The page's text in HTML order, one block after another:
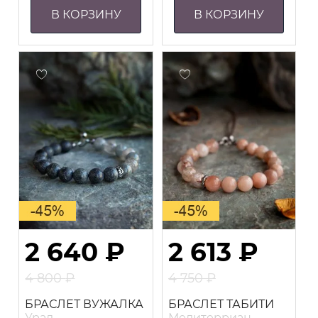
В КОРЗИНУ В КОРЗИНУ
4 800₽
цена
2 640 ₽
цена:
БРАСЛЕТ ВУЖАЛКА
4 750₽
цена
2 613 ₽
цена:
БРАСЛЕТ ТАБИТИ